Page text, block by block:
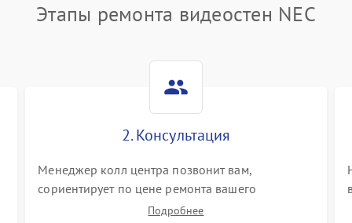
Этапы ремонта видеостен NEC
2. Консультация
Менеджер колл центра позвонит вам,
сориентирует по цене ремонта вашего
видеостен а также ответит на все ваши вопросы.
Подробнее